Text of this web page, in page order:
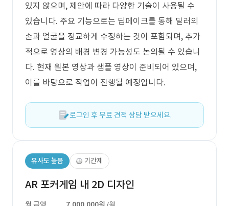
있지 않으며, 제안에 따라 다양한 기술이 사용될 수
있습니다. 주요 기능으로는 딥페이크를 통해 딜러의
손과 얼굴을 정교하게 수정하는 것이 포함되며, 추가
적으로 영상의 배경 변경 가능성도 논의될 수 있습니
다. 현재 원본 영상과 샘플 영상이 준비되어 있으며,
이를 바탕으로 작업이 진행될 예정입니다.
로그인 후 무료 견적 상담 받으세요.
유사도 높음 기간제
AR 포커게임 내 2D 디자인